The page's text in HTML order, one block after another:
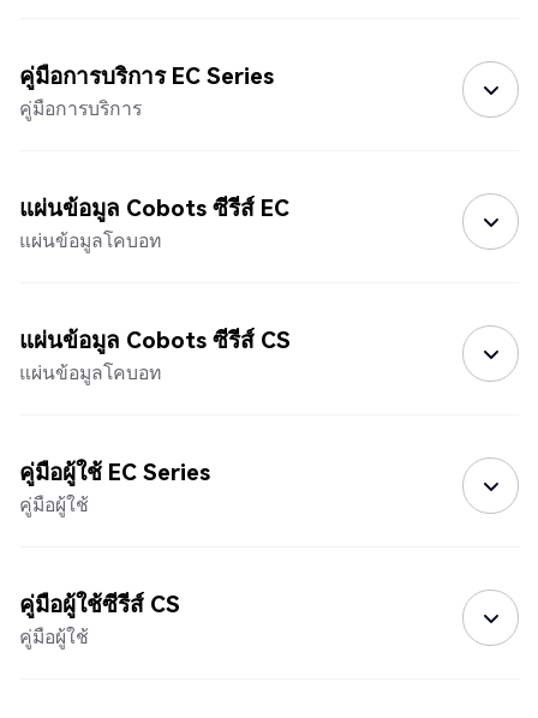
คู่มือการบริการ EC Series
คู่มือการบริการ
แผ่นข้อมูล Cobots ซีรีส์ EC
แผ่นข้อมูลโคบอท
แผ่นข้อมูล Cobots ซีรีส์ CS
แผ่นข้อมูลโคบอท
คู่มือผู้ใช้ EC Series
คู่มือผู้ใช้
คู่มือผู้ใช้ซีรีส์ CS
คู่มือผู้ใช้